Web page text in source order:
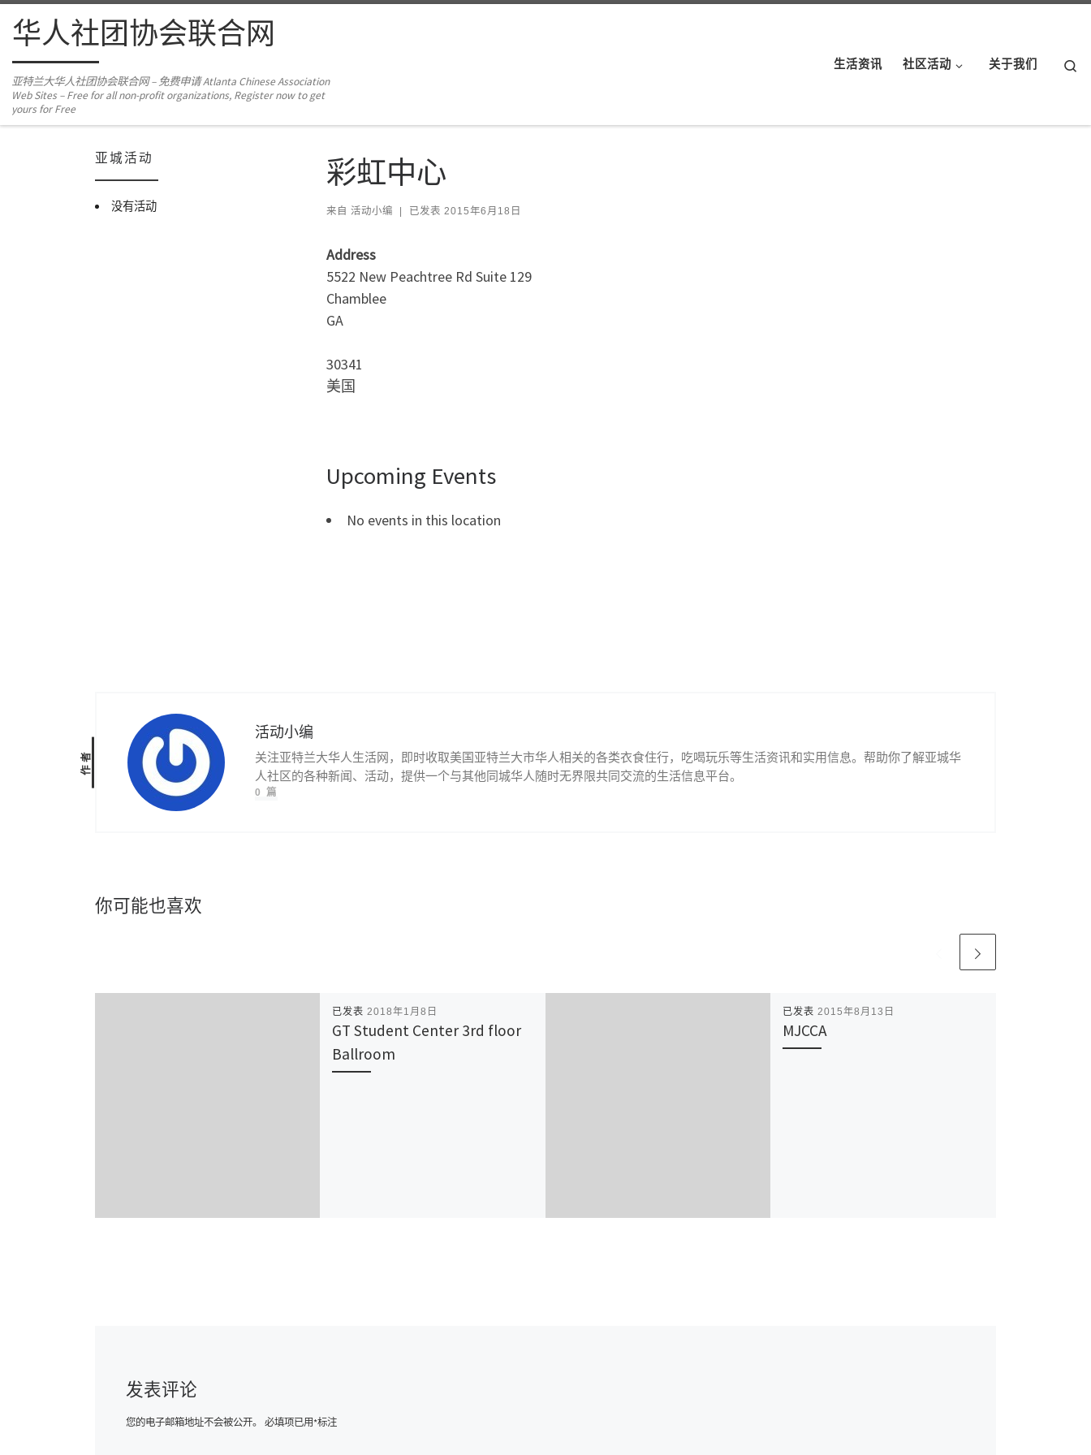
Skip to content
华人社团协会联合网
亚特兰大华人社团协会联合网 – 免费申请 Atlanta Chinese Association
Web Sites – Free for all non-profit organizations, Register now to get
yours for Free
生活资讯 社区活动 关于我们
彩虹中心
来自 活动小编 已发表 2015年6月18日
Address
5522 New Peachtree Rd Suite 129
Chamblee
GA
30341
美国
Upcoming Events
No events in this location
作者
活动小编
关注亚特兰大华人生活网，即时收取美国亚特兰大市华人相关的各类衣食住行，吃喝玩乐等生活资讯和实用信息。帮助你了解亚城华
人社区的各种新闻、活动，提供一个与其他同城华人随时无界限共同交流的生活信息平台。
0 篇
你可能也喜欢
已发表 2018年1月8日
GT Student Center 3rd floor
Ballroom
已发表 2015年8月13日
MJCCA
发表评论
您的电子邮箱地址不会被公开。 必填项已用*标注
亚城活动
没有活动